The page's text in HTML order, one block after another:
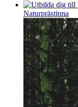
Naturprästinna